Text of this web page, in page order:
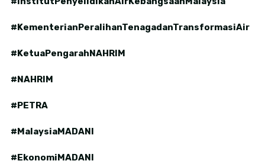
#KementerianPeralihanTenagadanTransformasiAir
#KetuaPengarahNAHRIM
#NAHRIM
#PETRA
#MalaysiaMADANI
#EkonomiMADANI